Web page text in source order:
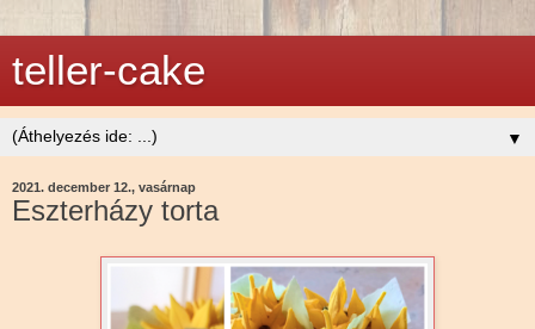
teller-cake
▼
2021. december 12., vasárnap
Eszterházy torta